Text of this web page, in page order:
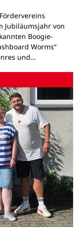
Jubiläumsjahr von
Boogie-
Worms“
und…